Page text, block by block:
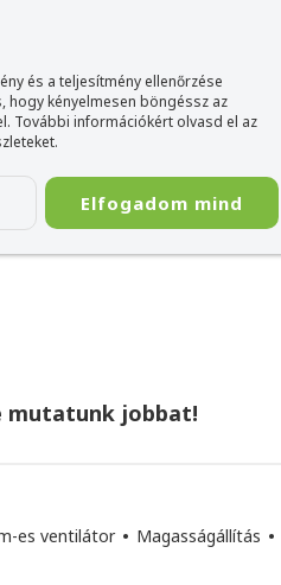
és a teljesítmény ellenőrzése
hogy kényelmesen böngéssz az
További információkért olvasd el az
Elfogadom mind
mutatunk jobbat!
es ventilátor • Magasságállítás •